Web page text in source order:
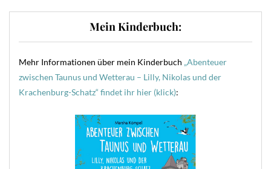
Mein Kinderbuch:
Mehr Informationen über mein Kinderbuch „Abenteuer
zwischen Taunus und Wetterau – Lilly, Nikolas und der
Krachenburg-Schatz“ findet ihr hier (klick):